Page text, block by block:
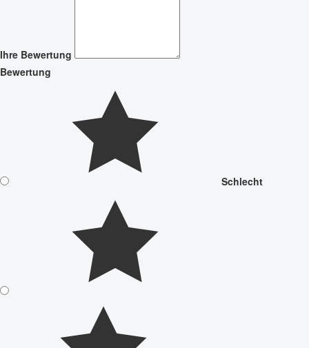
Ihre Bewertung
Bewertung
Schlecht